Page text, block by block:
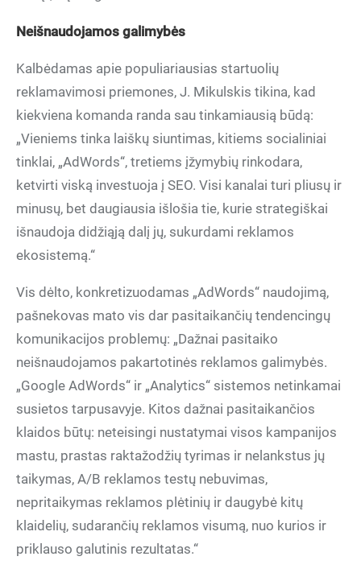
Neišnaudojamos galimybės
Kalbėdamas apie populiariausias startuolių
reklamavimosi priemones, J. Mikulskis tikina, kad
kiekviena komanda randa sau tinkamiausią būdą:
„Vieniems tinka laiškų siuntimas, kitiems socialiniai
tinklai, „AdWords“, tretiems įžymybių rinkodara,
ketvirti viską investuoja į SEO. Visi kanalai turi pliusų ir
minusų, bet daugiausia išlošia tie, kurie strategiškai
išnaudoja didžiąją dalį jų, sukurdami reklamos
ekosistemą.“
Vis dėlto, konkretizuodamas „AdWords“ naudojimą,
pašnekovas mato vis dar pasitaikančių tendencingų
komunikacijos problemų: „Dažnai pasitaiko
neišnaudojamos pakartotinės reklamos galimybės.
„Google AdWords“ ir „Analytics“ sistemos netinkamai
susietos tarpusavyje. Kitos dažnai pasitaikančios
klaidos būtų: neteisingi nustatymai visos kampanijos
mastu, prastas raktažodžių tyrimas ir nelankstus jų
taikymas, A/B reklamos testų nebuvimas,
nepritaikymas reklamos plėtinių ir daugybė kitų
klaidelių, sudarančių reklamos visumą, nuo kurios ir
priklauso galutinis rezultatas.“